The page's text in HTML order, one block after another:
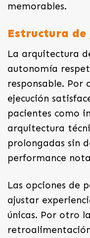
memorables.
Estructura de
La arquitectura
autonomía
responsable. Por
ejecución
pacientes como
arquitectura
prolongadas sin
performance
Las opciones de
ajustar
únicas. Por otro